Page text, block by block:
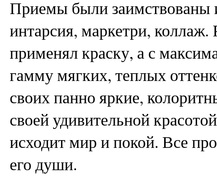
Приемы были заимствованы
интарсия, маркетри, коллаж.
применял краску, а с
гамму мягких, теплых
своих панно яркие,
своей удивительной
исходит мир и покой. Все
его души.